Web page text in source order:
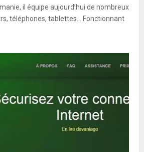
il équipe aujourd’hui de nombreux
téléphones, tablettes… Fonctionnant